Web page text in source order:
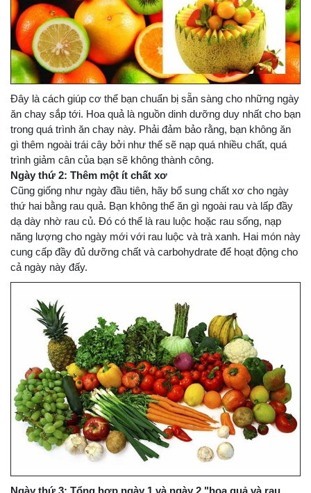
Đây là cách giúp cơ thể bạn chuẩn bị sẵn sàng cho những ngày
ăn chay sắp tới. Hoa quả là nguồn dinh dưỡng duy nhất cho bạn
trong quá trình ăn chay này. Phải đảm bảo rằng, bạn không ăn
gì thêm ngoài trái cây bởi như thế sẽ nạp quá nhiều chất, quá
trình giảm cân của bạn sẽ không thành công.
Ngày thứ 2: Thêm một ít chất xơ
Cũng giống như ngày đầu tiên, hãy bổ sung chất xơ cho ngày
thứ hai bằng rau quả. Bạn không thể ăn gì ngoài rau và lấp đầy
dạ dày nhờ rau củ. Đó có thể là rau luộc hoặc rau sống, nạp
năng lượng cho ngày mới với rau luộc và trà xanh. Hai món này
cung cấp đầy đủ dưỡng chất và carbohydrate để hoạt động cho
cả ngày này đấy.